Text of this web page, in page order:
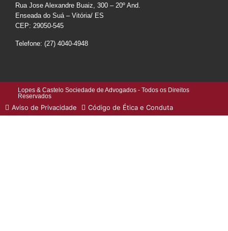
Rua Jose Alexandre Buaiz, 300 – 20º And.
Enseada do Suá – Vitória/ ES
CEP: 29050-545
Telefone: (27) 4040-4948
Lopes & Castelo Sociedade de Advogados - Todos os Direitos
Reservados
Aviso de Privacidade Código de Ética e Conduta